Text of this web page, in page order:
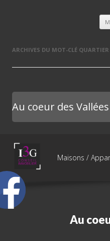
ARCHIVES DU MOT-CLÉ QUARTIER
Au coeur des Vallées
Maisons /
Au